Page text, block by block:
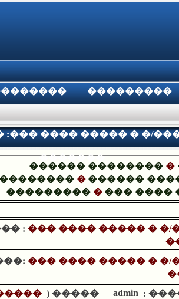
���������
:��� ���� ����� � �/
�������
������ ���������
� ������
���������� ��� ����
: ��� ���� ����� � �/
��� ���� ����� � �/
admin
����� (